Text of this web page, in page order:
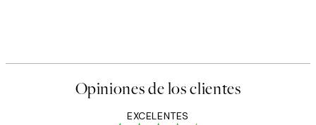
Opiniones de los clientes
EXCELENTES